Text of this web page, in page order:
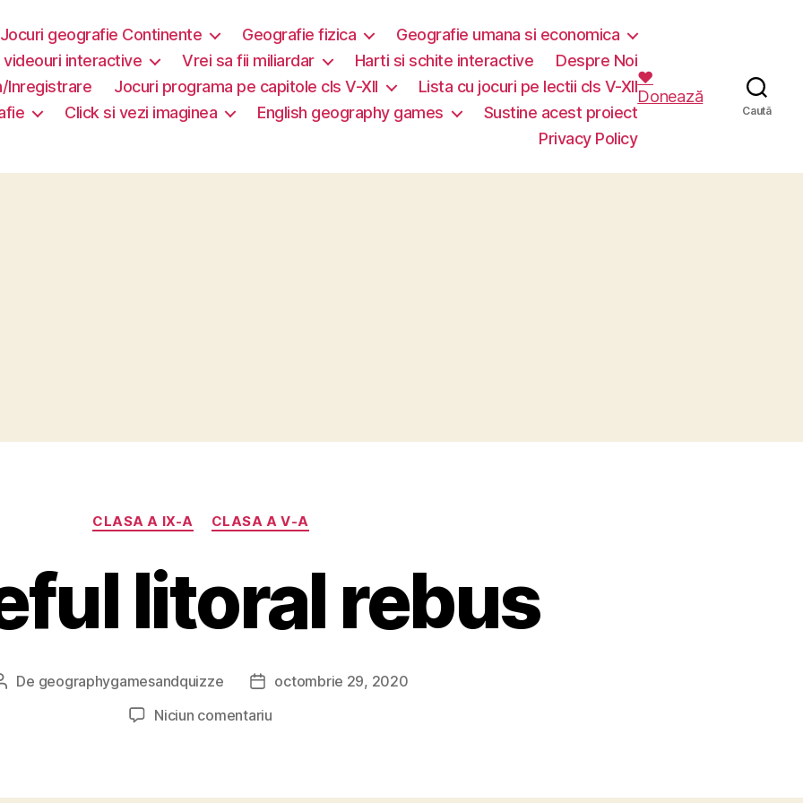
Jocuri geografie Continente Geografie fizica
Geografie umana si economica
interactive
Vrei sa fii miliardar Harti si schite interactive
Despre Noi
Inregistrare
Jocuri programa pe capitole cls V-XII
Lista cu jocuri pe lectii cls V-XII
Click si vezi imaginea English geography games
Sustine acest proiect
Privacy Policy
❤️
Donează
Caută
Categorii
CLASA A IX-A CLASA A V-A
litoral rebus
Autor
De geographygamesandquizze
Datăoctombrie 29, 2020
Niciun comentariula